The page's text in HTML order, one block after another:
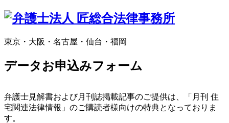
東京・大阪・名古屋・仙台・福岡
データお申込みフォーム
弁護士見解書および月刊誌掲載記事のご提供は、「月刊 住
宅関連法律情報」のご購読者様向けの特典となっておりま
す。